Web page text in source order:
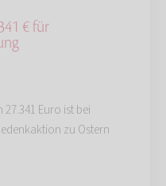
€ für
Euro ist bei
zu Ostern